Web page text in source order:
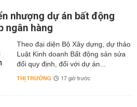
nhượng dự án bất động
ngân hàng
Theo đại diện Bộ Xây dựng, dự thảo
Luật Kinh doanh Bất động sản sửa
đổi quy định, đối với dự án...
THỊ TRƯỜNG 17 giờ trước